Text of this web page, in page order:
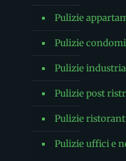
Pulizie
Pulizie
Pulizie
Pulizie post
Pulizie
Pulizie uffici e